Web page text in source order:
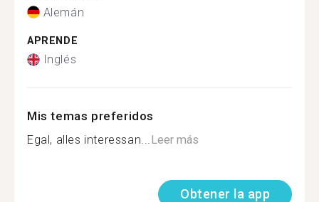
Alemán
APRENDE
Inglés
Mis temas preferidos
Egal, alles interessan...Leer más
Obtener la app